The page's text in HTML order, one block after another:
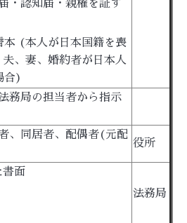
認知届・親権を証す
(本人が日本国籍を喪
、妻、婚約者が日本人
合)
務局の担当者から指示
、同居者、配偶者(元配
役所
書面
法務局